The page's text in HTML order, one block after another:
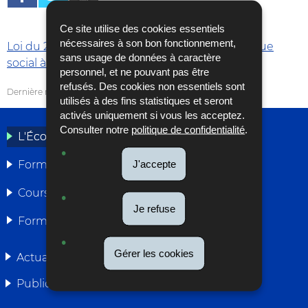
Ce site utilise des cookies essentiels
nécessaires à son bon fonctionnement,
sans usage de données à caractère
personnel, et ne pouvant pas être
refusés. Des cookies non essentiels sont
utilisés à des fins statistiques et seront
activés uniquement si vous les acceptez.
Consulter notre politique de confidentialité.
J'accepte
Je refuse
Gérer les cookies
Loi du 23 juillet 2015 portant réforme du dialogue
social à l’intérieur des entreprises.
Dernière mise à jour26/04/2019
MENU
DE
NAVIGATION
L'École
Formations délégué(e)s
Cours intérimaires
Formations citoyennes
Actualités
Publications